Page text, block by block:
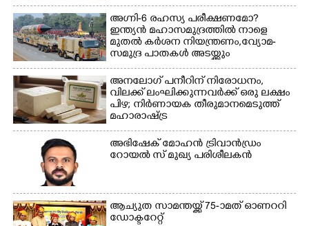
നായ. ഫോട്ടോ: കെ.വിശ്വജി
ത്ത്
അഗ്നി-6 രഹസ്യ പരീക്ഷണമോ?
ഇന്ത്യൻ മഹാസമുദ്രത്തിൽ നാളെ
മുതൽ കർശന നിയന്ത്രണം,വ്യോമ-
സമുദ്ര പാതകൾ അടയ്ക്കും
അനലോഗ് പനീറിന് നിരോധനം,
വിലക്ക് ലംഘിക്കുന്നവർക്ക് ഒരു ലക്ഷം
പിഴ; നിർണായക തീരുമാനമെടുത്ത്
മഹാരാഷ്ട്ര
അഭിഷേക് മോഹൻ ട്രിവാൻഡ്രം
റോയൽ സ് മുഖ്യ പരിശീലകൻ
ആച്യുത സാമന്തയ്ക്ക് 75-ാമത് ഓണററി
ഡോക്ടറേറ്റ്